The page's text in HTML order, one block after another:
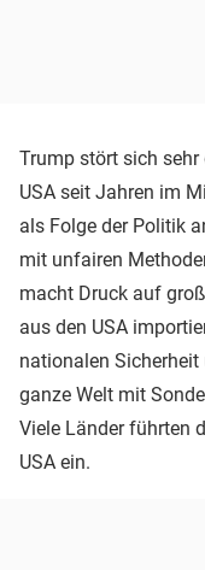
Trump stört sich
USA seit Jahren im
als Folge der Politik
mit unfairen
macht Druck auf
aus den USA
nationalen
ganze Welt mit
Viele Länder führten
USA ein.